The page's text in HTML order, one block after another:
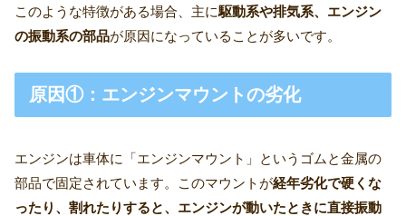
このような特徴がある場合、主に駆動系や排気系、エンジン
の振動系の部品が原因になっていることが多いです。
原因①：エンジンマウントの劣化
エンジンは車体に「エンジンマウント」というゴムと金属の
部品で固定されています。このマウントが経年劣化で硬くな
ったり、割れたりすると、エンジンが動いたときに直接振動